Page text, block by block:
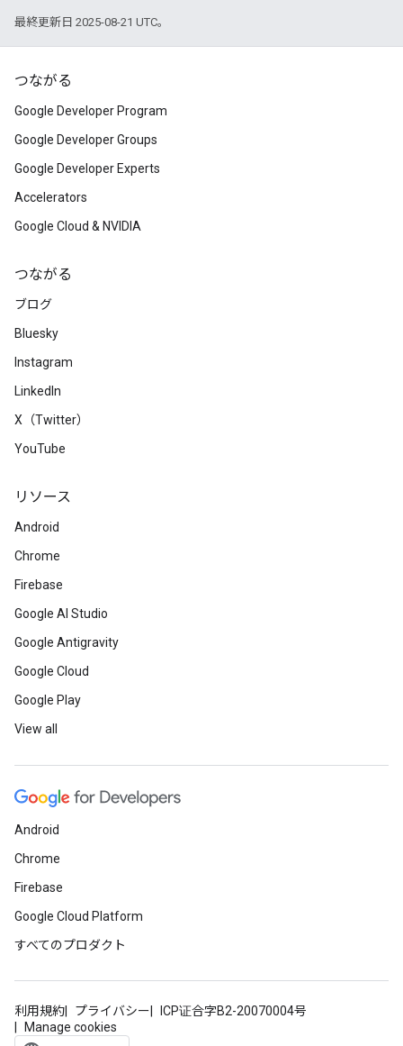
最終更新日 2025-08-21 UTC。
つながる
Google Developer Program
Google Developer Groups
Google Developer Experts
Accelerators
Google Cloud & NVIDIA
つながる
ブログ
Bluesky
Instagram
LinkedIn
X（Twitter）
YouTube
リソース
Android
Chrome
Firebase
Google AI Studio
Google Antigravity
Google Cloud
Google Play
View all
Android
Chrome
Firebase
Google Cloud Platform
すべてのプロダクト
利用規約 プライバシー
ICP证合字B2-20070004号
Manage cookies